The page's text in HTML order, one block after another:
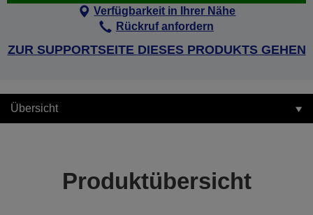
Verfügbarkeit in Ihrer Nähe
Rückruf anfordern
ZUR SUPPORTSEITE DIESES PRODUKTS GEHEN
Übersicht
Produktübersicht